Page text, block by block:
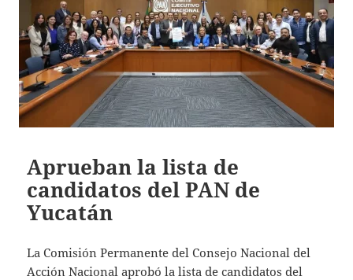
Aprueban la lista de
candidatos del PAN de
Yucatán
La Comisión Permanente del Consejo Nacional del
Acción Nacional aprobó la lista de candidatos del